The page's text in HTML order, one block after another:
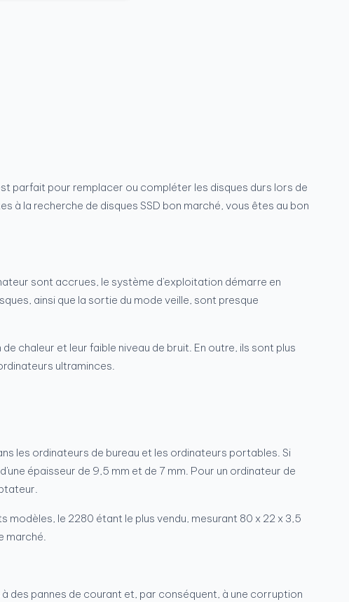
parfait pour remplacer ou compléter les disques durs lors de
à la recherche de disques SSD bon marché, vous êtes au bon
sont accrues, le système d'exploitation démarre en
ainsi que la sortie du mode veille, sont presque
chaleur et leur faible niveau de bruit. En outre, ils sont plus
ultraminces.
les ordinateurs de bureau et les ordinateurs portables. Si
épaisseur de 9,5 mm et de 7 mm. Pour un ordinateur de
le 2280 étant le plus vendu, mesurant 80 x 22 x 3,5
marché.
des pannes de courant et, par conséquent, à une corruption